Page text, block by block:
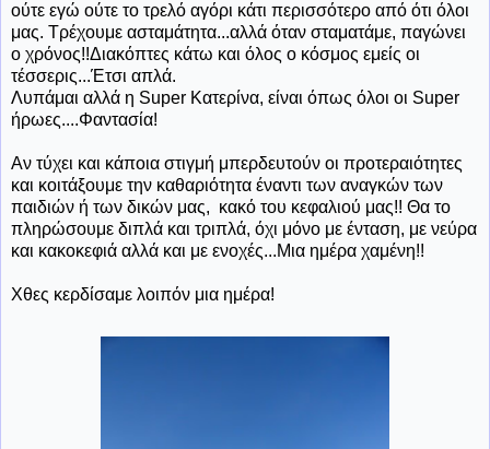
ούτε εγώ ούτε το τρελό αγόρι κάτι περισσότερο από ότι όλοι
μας. Τρέχουμε ασταμάτητα...αλλά όταν σταματάμε, παγώνει
ο χρόνος!!Διακόπτες κάτω και όλος ο κόσμος εμείς οι
τέσσερις...Έτσι απλά.
Λυπάμαι αλλά η Super Κατερίνα, είναι όπως όλοι οι Super
ήρωες....Φαντασία!
Αν τύχει και κάποια στιγμή μπερδευτούν οι προτεραιότητες
και κοιτάξουμε την καθαριότητα έναντι των αναγκών των
παιδιών ή των δικών μας, κακό του κεφαλιού μας!! Θα το
πληρώσουμε διπλά και τριπλά, όχι μόνο με ένταση, με νεύρα
και κακοκεφιά αλλά και με ενοχές...Μια ημέρα χαμένη!!
Χθες κερδίσαμε λοιπόν μια ημέρα!